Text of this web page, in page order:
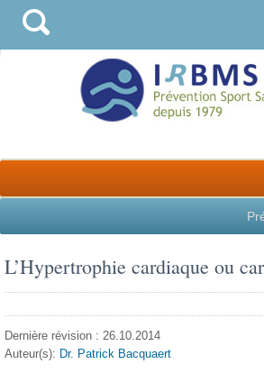
L’Hypertrophie cardiaque ou
Dernière révision : 26.10.2014
Auteur(s): Dr. Patrick Bacquaert